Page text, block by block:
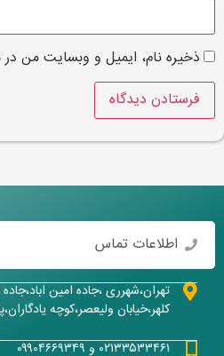
ذخیره نام، ایمیل و وبسایت من در
اطلاعات تماس
تهران،شهرری ،جاده امین
کلهر،خیابان ولیعصر،کوچه یادگاران،پلاک۳۱،انجمن دوستداران
۰۲۱۳۳۵۳۳۴۶۱ و ۰۹۹۰۴۶۶۹۳۴۹